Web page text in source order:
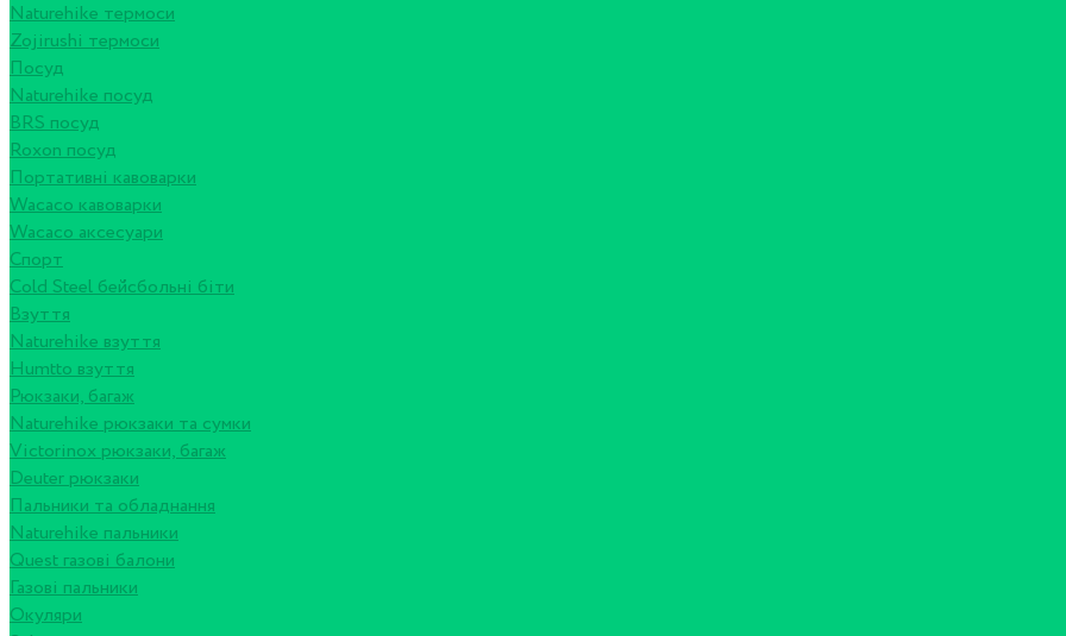
Naturehike термоси
Zojirushi термоси
Посуд
Naturehike посуд
BRS посуд
Roxon посуд
Портативні кавоварки
Wacaco кавоварки
Wacaco аксесуари
Спорт
Cold Steel бейсбольні біти
Взуття
Naturehike взуття
Humtto взуття
Рюкзаки, багаж
Naturehike рюкзаки та сумки
Victorinox рюкзаки, багаж
Deuter рюкзаки
Пальники та обладнання
Naturehike пальники
Quest газові балони
Газові пальники
Окуляри